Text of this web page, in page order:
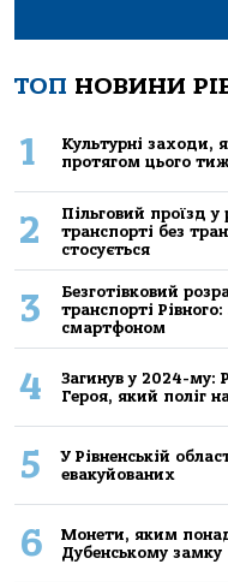
ТОП НОВИНИ
1
Культурні заходи,
протягом цього
2
Пільговий проїзд
транспорті без
стосується
3
Безготівковий
транспорті
смартфоном
4
Загинув у 2024-му:
Героя, який поліг
5
У Рівненській
евакуйованих
6
Монети, яким
Дубенському замку